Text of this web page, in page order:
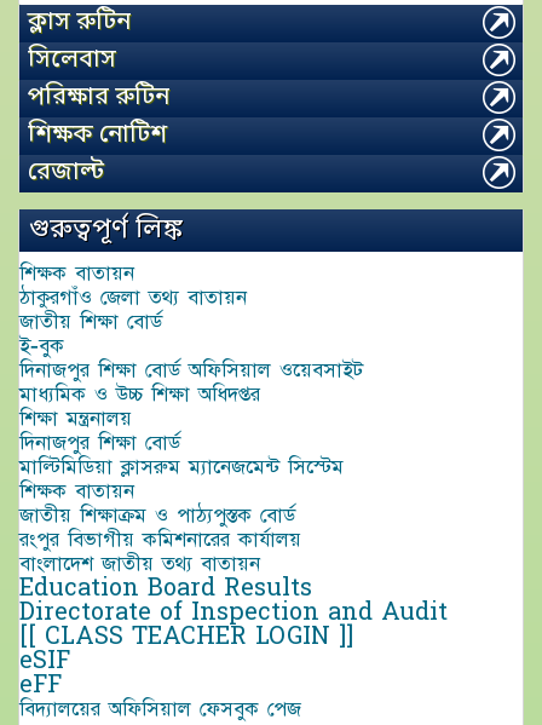
ক্লাস রুটিন
সিলেবাস
পরিক্ষার রুটিন
শিক্ষক নোটিশ
রেজাল্ট
গুরুত্বপূর্ণ লিঙ্ক
শিক্ষক বাতায়ন
ঠাকুরগাঁও জেলা তথ্য বাতায়ন
জাতীয় শিক্ষা বোর্ড
ই-বুক
দিনাজপুর শিক্ষা বোর্ড অফিসিয়াল ওয়েবসাইট
মাধ্যমিক ও উচ্চ শিক্ষা অধিদপ্তর
শিক্ষা মন্ত্রনালয়
দিনাজপুর শিক্ষা বোর্ড
মাল্টিমিডিয়া ক্লাসরুম ম্যানেজমেন্ট সিস্টেম
শিক্ষক বাতায়ন
জাতীয় শিক্ষাক্রম ও পাঠ্যপুস্তক বোর্ড
রংপুর বিভাগীয় কমিশনারের কার্যালয়
বাংলাদেশ জাতীয় তথ্য বাতায়ন
Education Board Results
Directorate of Inspection and Audit
[[ CLASS TEACHER LOGIN ]]
eSIF
eFF
বিদ্যালয়ের অফিসিয়াল ফেসবুক পেজ